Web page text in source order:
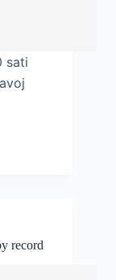
sati
record